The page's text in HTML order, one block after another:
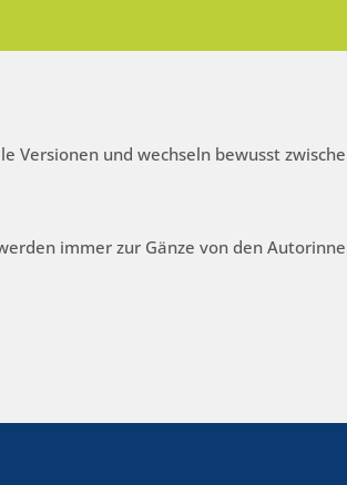
Versionen und wechseln bewusst
immer zur Gänze von den